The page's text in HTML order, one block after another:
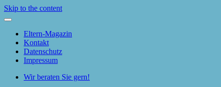
Skip to the content
Eltern-Magazin
Kontakt
Datenschutz
Impressum
Wir beraten Sie gern!